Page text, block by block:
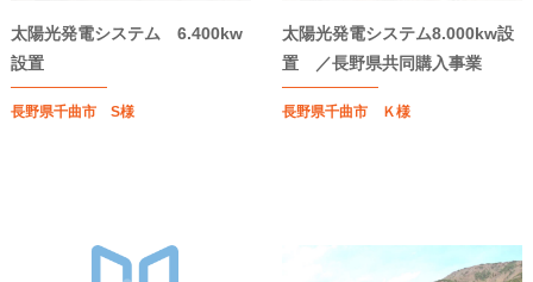
太陽光発電システム 6.400kw
設置
長野県千曲市 S様
太陽光発電システム8.000kw設
置 ／長野県共同購入事業
長野県千曲市 Ｋ様